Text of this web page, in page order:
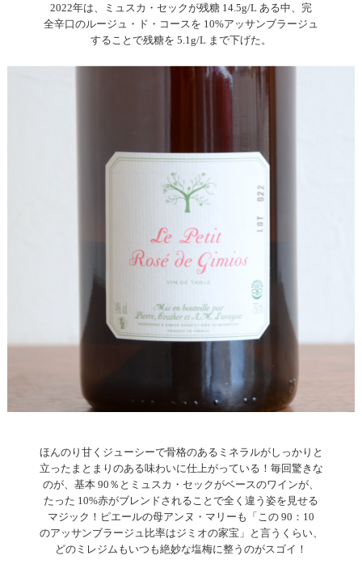
2022年は、ミュスカ・セックが残糖 14.5g/L ある中、完
全辛口のルージュ・ド・コースを 10%アッサンブラージュ
することで残糖を 5.1g/L まで下げた。
ほんのり甘くジューシーで骨格のあるミネラルがしっかりと
立ったまとまりのある味わいに仕上がっている！毎回驚きな
のが、基本 90％とミュスカ・セックがベースのワインが、
たった 10%赤がブレンドされることで全く違う姿を見せる
マジック！ピエールの母アンヌ・マリーも「この 90：10
のアッサンブラージュ比率はジミオの家宝」と言うくらい、
どのミレジムもいつも絶妙な塩梅に整うのがスゴイ！